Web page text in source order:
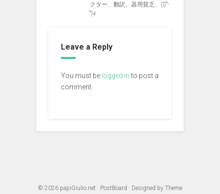
クター、翻訳、器用貧乏、(ง︡'-
'︠)ง
Leave a Reply
You must be logged into post a
comment.
© 2026 papiGiulio.net · PostBoard · Designed by Theme